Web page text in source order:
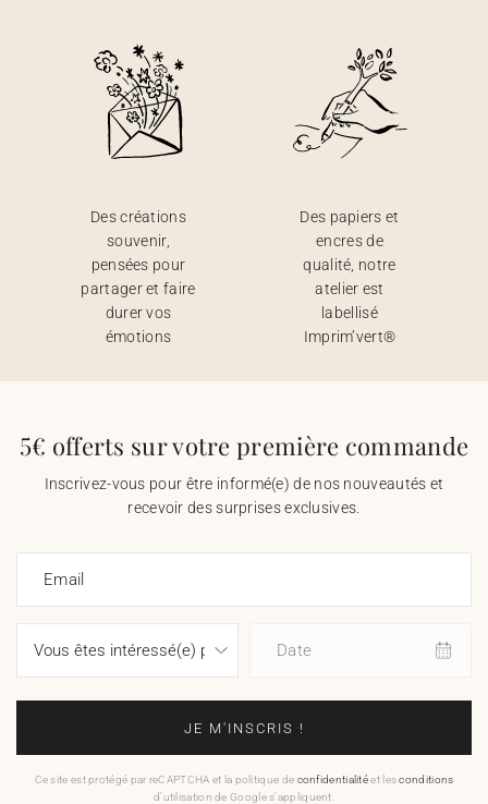
Des créations
souvenir,
pensées pour
partager et faire
durer vos
émotions
Des papiers et
encres de
qualité, notre
atelier est
labellisé
Imprim’vert®
5€ offerts sur votre première commande
Inscrivez-vous pour être informé(e) de nos nouveautés et
recevoir des surprises exclusives.
Email
Date
JE M'INSCRIS !
Ce site est protégé par reCAPTCHA et la politique de confidentialitéet lesconditions
d'utilisation de Google s'appliquent.